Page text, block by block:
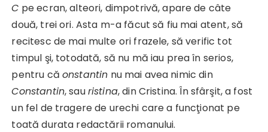
C pe ecran, alteori, dimpotrivă, apare de câte
două, trei ori. Asta m-a făcut să fiu mai atent, să
recitesc de mai multe ori frazele, să verific tot
timpul şi, totodată, să nu mă iau prea în serios,
pentru că onstantin nu mai avea nimic din
Constantin, sauristina, din Cristina. În sfârşit, a fost
un fel de tragere de urechi care a funcţionat pe
toată durata redactării romanului.